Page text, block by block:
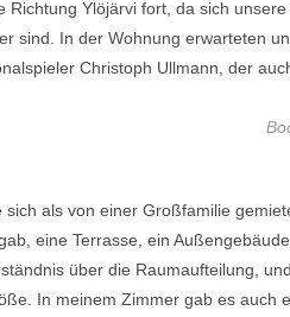
Richtung Ylöjärvi fort, da sich
sind. In der Wohnung erwarteten
Christoph Ullmann, der
sich als von einer Großfamilie
eine Terrasse, ein
über die Raumaufteilung,
In meinem Zimmer gab es auch